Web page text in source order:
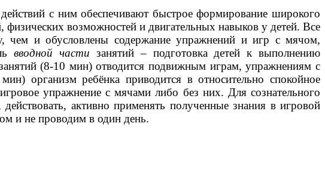
с ним обеспечивают быстрое формирование широкого
возможностей и двигательных навыков у детей. Все
чем и обусловлены содержание упражнений и игр с мячом,
вводной части занятий – подготовка детей к выполнению
(8-10 мин) отводится подвижным играм, упражнениям с
организм ребёнка приводится в относительно спокойное
упражнение с мячами либо без них. Для сознательного
активно применять полученные знания в игровой
и не проводим в один день.